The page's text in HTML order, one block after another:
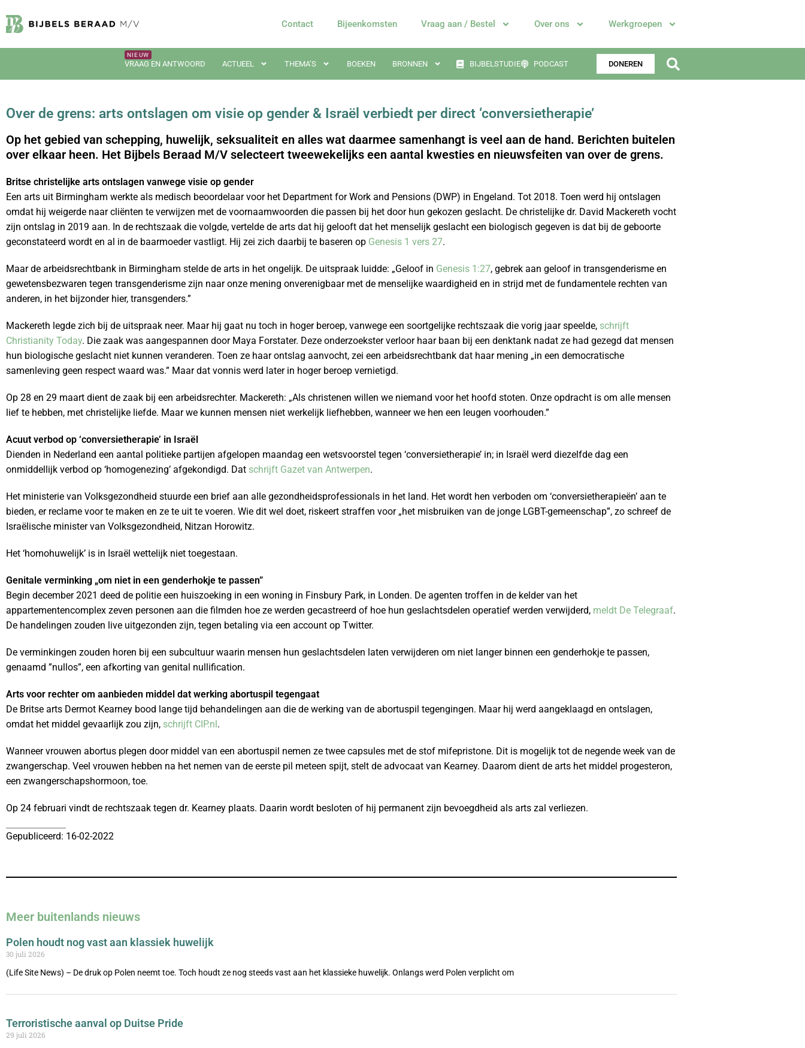
Contact Bijeenkomsten Vraag aan / Bestel Over ons Werkgroepen
VRAAG EN ANTWOORD ACTUEEL THEMA’S BOEKEN BRONNEN BIJBELSTUDIE PODCAST DONEREN
Over de grens: arts ontslagen om visie op gender & Israël verbiedt per direct ‘conversietherapie’
Op het gebied van schepping, huwelijk, seksualiteit en alles wat daarmee samenhangt is veel aan de hand. Berichten buitelen
over elkaar heen. Het Bijbels Beraad M/V selecteert tweewekelijks een aantal kwesties en nieuwsfeiten van over de grens.
Britse christelijke arts ontslagen vanwege visie op gender
Een arts uit Birmingham werkte als medisch beoordelaar voor het Department for Work and Pensions (DWP) in Engeland. Tot 2018. Toen werd hij ontslagen
omdat hij weigerde naar cliënten te verwijzen met de voornaamwoorden die passen bij het door hun gekozen geslacht. De christelijke dr. David Mackereth vocht
zijn ontslag in 2019 aan. In de rechtszaak die volgde, vertelde de arts dat hij gelooft dat het menselijk geslacht een biologisch gegeven is dat bij de geboorte
geconstateerd wordt en al in de baarmoeder vastligt. Hij zei zich daarbij te baseren op Genesis 1 vers 27.
Maar de arbeidsrechtbank in Birmingham stelde de arts in het ongelijk. De uitspraak luidde: „Geloof in Genesis 1:27, gebrek aan geloof in transgenderisme en
gewetensbezwaren tegen transgenderisme zijn naar onze mening onverenigbaar met de menselijke waardigheid en in strijd met de fundamentele rechten van
anderen, in het bijzonder hier, transgenders.”
Mackereth legde zich bij de uitspraak neer. Maar hij gaat nu toch in hoger beroep, vanwege een soortgelijke rechtszaak die vorig jaar speelde, schrijft
Christianity Today. Die zaak was aangespannen door Maya Forstater. Deze onderzoekster verloor haar baan bij een denktank nadat ze had gezegd dat mensen
hun biologische geslacht niet kunnen veranderen. Toen ze haar ontslag aanvocht, zei een arbeidsrechtbank dat haar mening „in een democratische
samenleving geen respect waard was.” Maar dat vonnis werd later in hoger beroep vernietigd.
Op 28 en 29 maart dient de zaak bij een arbeidsrechter. Mackereth: „Als christenen willen we niemand voor het hoofd stoten. Onze opdracht is om alle mensen
lief te hebben, met christelijke liefde. Maar we kunnen mensen niet werkelijk liefhebben, wanneer we hen een leugen voorhouden.”
Acuut verbod op ‘conversietherapie’ in Israël
Dienden in Nederland een aantal politieke partijen afgelopen maandag een wetsvoorstel tegen ‘conversietherapie’ in; in Israël werd diezelfde dag een
onmiddellijk verbod op ‘homogenezing’ afgekondigd. Dat schrijft Gazet van Antwerpen.
Het ministerie van Volksgezondheid stuurde een brief aan alle gezondheidsprofessionals in het land. Het wordt hen verboden om ‘conversietherapieën’ aan te
bieden, er reclame voor te maken en ze te uit te voeren. Wie dit wel doet, riskeert straffen voor „het misbruiken van de jonge LGBT-gemeenschap”, zo schreef de
Israëlische minister van Volksgezondheid, Nitzan Horowitz.
Het ‘homohuwelijk’ is in Israël wettelijk niet toegestaan.
Genitale verminking „om niet in een genderhokje te passen”
Begin december 2021 deed de politie een huiszoeking in een woning in Finsbury Park, in Londen. De agenten troffen in de kelder van het
appartementencomplex zeven personen aan die filmden hoe ze werden gecastreerd of hoe hun geslachtsdelen operatief werden verwijderd, meldt De Telegraaf.
De handelingen zouden live uitgezonden zijn, tegen betaling via een account op Twitter.
De verminkingen zouden horen bij een subcultuur waarin mensen hun geslachtsdelen laten verwijderen om niet langer binnen een genderhokje te passen,
genaamd ”nullos”, een afkorting van genital nullification.
Arts voor rechter om aanbieden middel dat werking abortuspil tegengaat
De Britse arts Dermot Kearney bood lange tijd behandelingen aan die de werking van de abortuspil tegengingen. Maar hij werd aangeklaagd en ontslagen,
omdat het middel gevaarlijk zou zijn, schrijft CIP.nl.
Wanneer vrouwen abortus plegen door middel van een abortuspil nemen ze twee capsules met de stof mifepristone. Dit is mogelijk tot de negende week van de
zwangerschap. Veel vrouwen hebben na het nemen van de eerste pil meteen spijt, stelt de advocaat van Kearney. Daarom dient de arts het middel progesteron,
een zwangerschapshormoon, toe.
Op 24 februari vindt de rechtszaak tegen dr. Kearney plaats. Daarin wordt besloten of hij permanent zijn bevoegdheid als arts zal verliezen.
Gepubliceerd: 16-02-2022
Meer buitenlands nieuws
Polen houdt nog vast aan klassiek huwelijk
30 juli 2026
(Life Site News) – De druk op Polen neemt toe. Toch houdt ze nog steeds vast aan het klassieke huwelijk. Onlangs werd Polen verplicht om
Terroristische aanval op Duitse Pride
29 juli 2026